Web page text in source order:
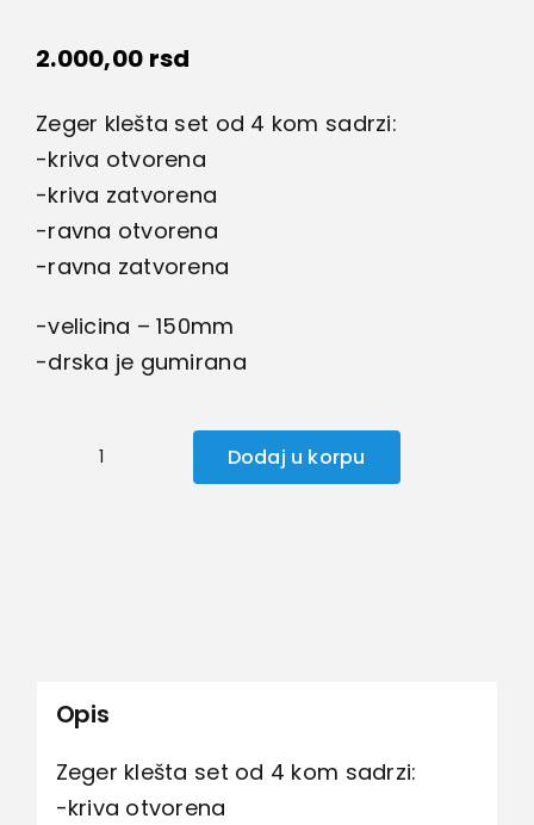
2.000,00 rsd
Zeger klešta set od 4 kom sadrzi:
-kriva otvorena
-kriva zatvorena
-ravna otvorena
-ravna zatvorena
-velicina – 150mm
-drska je gumirana
Zeger
Dodaj u korpu
Opis
Zeger klešta set od 4 kom sadrzi:
-kriva otvorena